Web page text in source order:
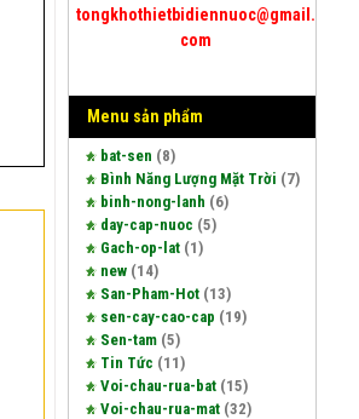
tongkhothietbidiennuoc@gmail.
com
Menu sản phẩm
bat-sen (8)
Bình Năng Lượng Mặt Trời (7)
binh-nong-lanh (6)
day-cap-nuoc (5)
Gach-op-lat (1)
new (14)
San-Pham-Hot (13)
sen-cay-cao-cap (19)
Sen-tam (5)
Tin Tức (11)
Voi-chau-rua-bat (15)
Voi-chau-rua-mat (32)